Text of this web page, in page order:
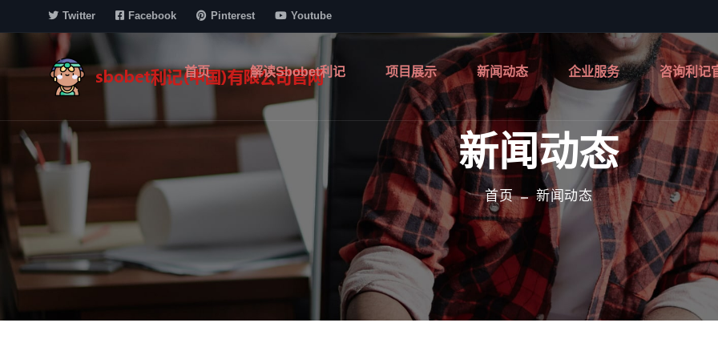
Twitter Facebook Pinterest Youtube
首页 解读sbobet利记 项目展示 新闻动态 企业服务 咨询利记
新闻动态
首页 新闻动态